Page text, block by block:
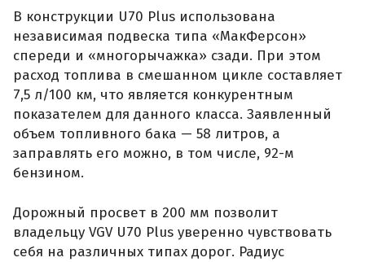
В конструкции U70 Plus использована
независимая подвеска типа «МакФерсон»
спереди и «многорычажка» сзади. При этом
расход топлива в смешанном цикле составляет
7,5 л/100 км, что является конкурентным
показателем для данного класса. Заявленный
объем топливного бака — 58 литров, а
заправлять его можно, в том числе, 92-м
бензином.
Дорожный просвет в 200 мм позволит
владельцу VGV U70 Plus уверенно чувствовать
себя на различных типах дорог. Радиус